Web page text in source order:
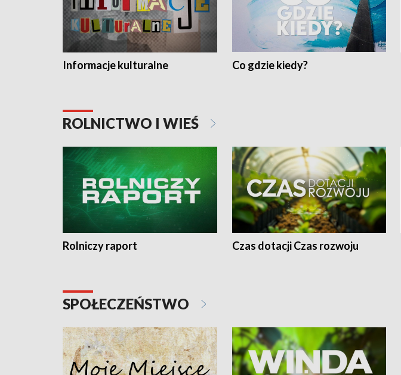
Informacje kulturalne Co gdzie kiedy?
ROLNICTWO I WIEŚ
Rolniczy raport Czas dotacji Czas rozwoju
SPOŁECZEŃSTWO